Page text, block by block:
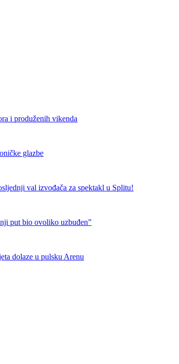
i produženih vikenda
glazbe
val izvođača za spektakl u Splitu!
put bio ovoliko uzbuđen”
dolaze u pulsku Arenu